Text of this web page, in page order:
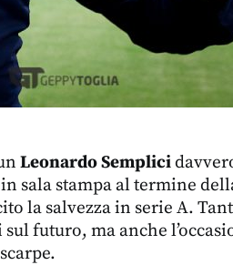
Leonardo Semplici
sala stampa al termine
la salvezza in serie A.
futuro, ma anche